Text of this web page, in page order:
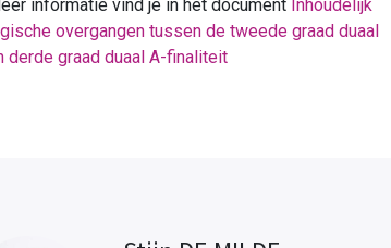
informatie vind je in het document Inhoudelijk
overgangen tussen de tweede graad duaal
derde graad duaal A-finaliteit